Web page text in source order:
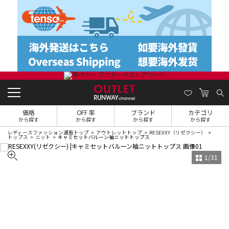
価格
から探す
OFF 率
から探す
ブランド
から探す
カテゴリ
から探す
レディースファッション通販トップ アウトレットトップ RESEXXY（リゼクシー）
トップス ニット キャミセットバルーン袖ニットトップス
1 /31